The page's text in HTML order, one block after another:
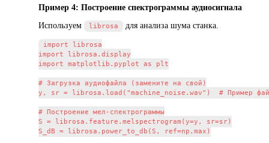
Пример 4: Построение спектрограммы аудиосигнала
Используем
librosa для анализа шума станка.
import librosa
import librosa.display
import matplotlib.pyplot as plt
# Загрузка аудиофайла (замените на свой)
y, sr = librosa.load("machine_noise.wav")  # Пример
# Построение мел-спектрограммы
S = librosa.feature.melspectrogram(y=y, sr=sr)
S_dB = librosa.power_to_db(S, ref=np.max)